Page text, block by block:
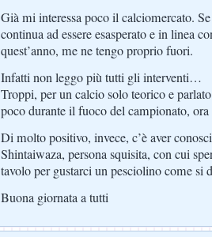
Già mi interessa poco il calciomercato.
continua ad essere esasperato e in linea
quest’anno, me ne tengo proprio fuori.
Infatti non leggo più tutti gli interventi…
Troppi, per un calcio solo teorico e
poco durante il fuoco del campionato,
Di molto positivo, invece, c’è aver
Shintaiwaza, persona squisita, con cui
tavolo per gustarci un pesciolino come si
Buona giornata a tutti